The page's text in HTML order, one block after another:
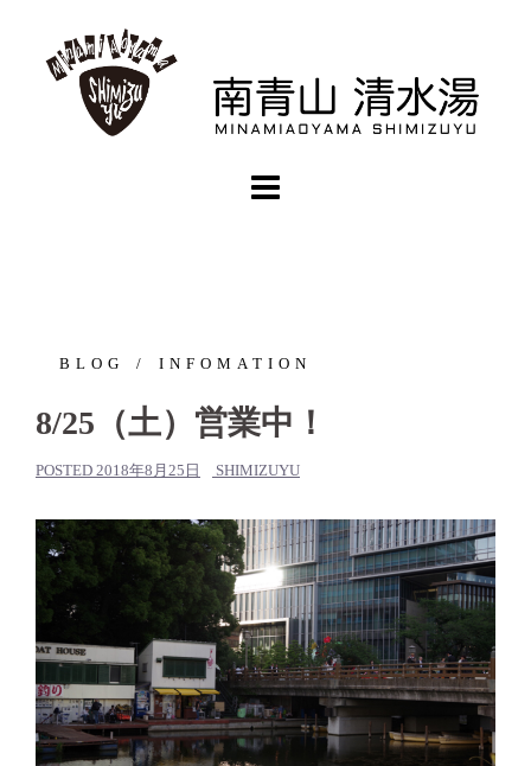
BLOG INFOMATION
8/25（土）営業中！
POSTED 2018年8月25日 SHIMIZUYU